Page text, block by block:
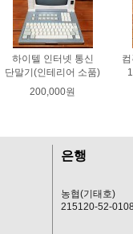
하이텔 인터넷 통신
단말기(인테리어 소품)
200,000원
은행
농협(기태호)
215120-52-